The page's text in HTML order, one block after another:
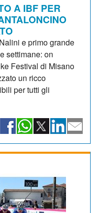
A IBF PER
e primo grande
settimane: on
Festival di Misano
un ricco
per tutti gli